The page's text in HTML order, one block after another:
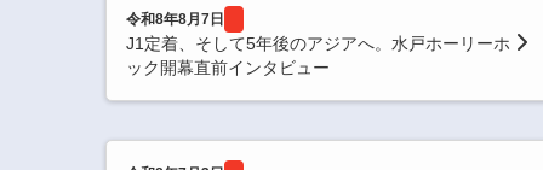
令和8年8月7日
J1定着、そして5年後のアジアへ。水戸ホーリーホ
ック開幕直前インタビュー